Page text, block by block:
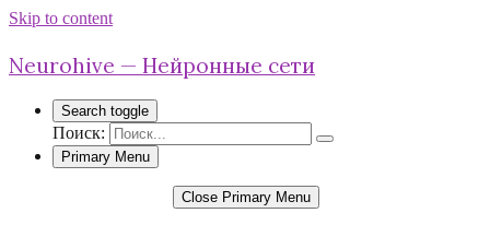
Skip to content
Neurohive — Нейронные сети
Search toggle
Поиск:
Primary Menu
Close Primary Menu